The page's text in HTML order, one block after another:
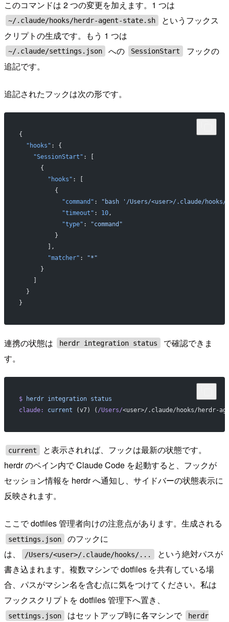
このコマンドは 2 つの変更を加えます。1 つは
~/.claude/hooks/herdr-agent-state.sh
というフックス
クリプトの生成です。もう 1 つは
~/.claude/settings.json への SessionStart
フックの
追記です。
追記されたフックは次の形です。
{
  "hooks"
: {
    "SessionStart"
: [
      {
        "hooks"
: [
          {
            "command"
:
"bash '/Users/<user>/.claude/
            "timeout"
: 10,
            "type"
:
"command"
          }
        ],
        "matcher"
:
"*"
      }
  }
}
連携の状態は herdr integration status
で確認できま
す。
$ herdr integration status
claude:
current (v7) ( /Users/<user>/.claude/hooks/herdr-
current
と表示されれば、フックは最新の状態です。
herdr のペイン内で Claude Code を起動すると、フックが
セッション情報を herdr へ通知し、サイドバーの状態表示に
反映されます。
ここで dotfiles 管理者向けの注意点があります。生成される
settings.json
のフックに
は、
/Users/<user>/.claude/hooks/...
という絶対パスが
書き込まれます。複数マシンで dotfiles を共有している場
合、パスがマシン名を含む点に気をつけてください。私は
フックスクリプトを dotfiles 管理下へ置き、
settings.json はセットアップ時に各マシンで
herdr